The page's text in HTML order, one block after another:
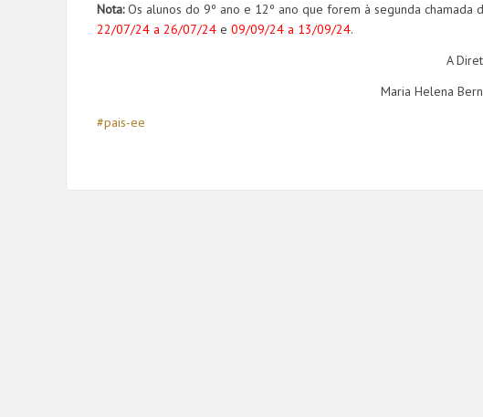
Nota:Os alunos do 9º ano e 12º ano que forem à segunda
22/07/24 a 26/07/24 e 09/09/24 a 13/09/24.
A
Maria Helena
#pais-ee